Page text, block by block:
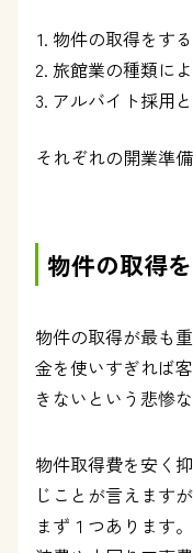
物件の取得をする
旅館業の種類に
アルバイト採用
それぞれの開業準
物件の取得
物件の取得が最も
金を使いすぎれば
きないという悲惨
物件取得費を安く
じことが言えます
まず１つあります